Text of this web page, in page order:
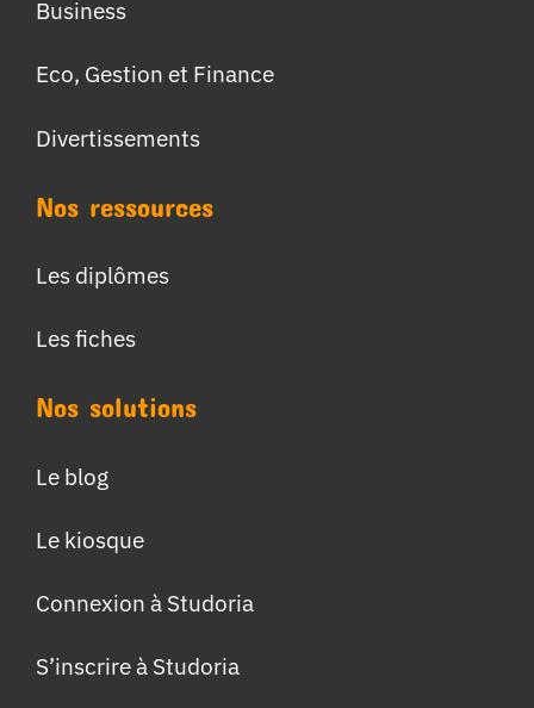
Business
Eco, Gestion et Finance
Divertissements
Nos ressources
Les diplômes
Les fiches
Nos solutions
Le blog
Le kiosque
Connexion à Studoria
S’inscrire à Studoria